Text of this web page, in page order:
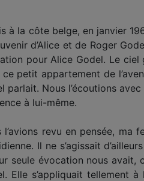
à la côte belge, en janvier
d’Alice et de Roger
pour Alice Godel. Le ciel
ce petit appartement de
parlait. Nous l’écoutions
à lui-même.
l’avions revu en pensée,
Il ne s’agissait
seule évocation nous avait,
Elle s’appliquait tellement